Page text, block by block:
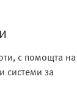
с помощта на
системи за